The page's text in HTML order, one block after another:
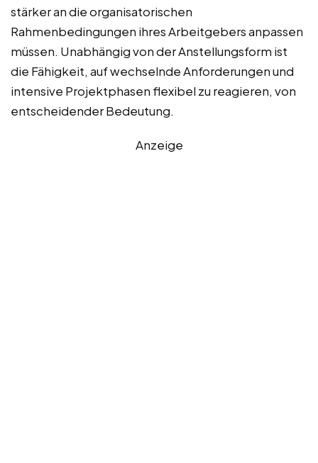
stärker an die organisatorischen
Rahmenbedingungen ihres Arbeitgebers anpassen
müssen. Unabhängig von der Anstellungsform ist
die Fähigkeit, auf wechselnde Anforderungen und
intensive Projektphasen flexibel zu reagieren, von
entscheidender Bedeutung.
Anzeige